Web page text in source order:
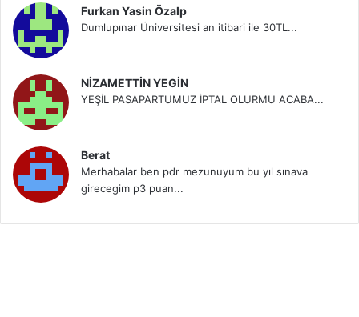
Furkan Yasin Özalp
Dumlupınar Üniversitesi an itibari ile 30TL...
NİZAMETTİN YEGİN
YEŞİL PASAPARTUMUZ İPTAL OLURMU ACABA...
Berat
Merhabalar ben pdr mezunuyum bu yıl sınava
girecegim p3 puan...